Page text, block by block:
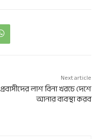
Next article
প্রবাসীদের লাশ বিনা খরচে দেশে
আনার ব্যবস্থা করব